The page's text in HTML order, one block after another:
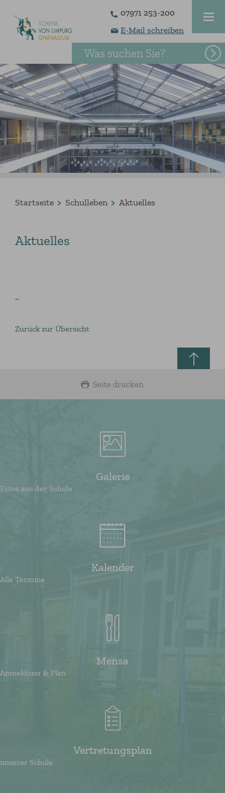
07971 253-200
E-Mail schreiben
Was suchen Sie?
Startseite Schulleben Aktuelles
Aktuelles
..
Zurück zur Übersicht
Seite drucken
Galerie
Fotos aus der Schule
Kalender
Alle Termine
Mensa
Anmeldung & Plan
Vertretungsplan
unserer Schule